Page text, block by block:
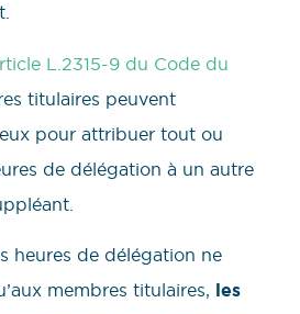
L.2315-9 du Code du
titulaires peuvent
pour attribuer tout ou
de délégation à un autre
heures de délégation ne
membres titulaires, les